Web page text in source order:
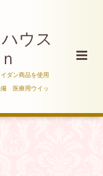
ハウス
ダン商品を使用
備 医療用ウイッ